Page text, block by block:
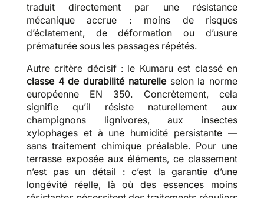
traduit directement par une résistance
mécanique accrue : moins de risques
d’éclatement, de déformation ou d’usure
prématurée sous les passages répétés.
Autre critère décisif : le Kumaru est classé en
classe 4 de durabilité naturelleselon la norme
européenne EN 350. Concrètement, cela
signifie qu’il résiste naturellement aux
champignons lignivores, aux insectes
xylophages et à une humidité persistante —
sans traitement chimique préalable. Pour une
terrasse exposée aux éléments, ce classement
n’est pas un détail : c’est la garantie d’une
longévité réelle, là où des essences moins